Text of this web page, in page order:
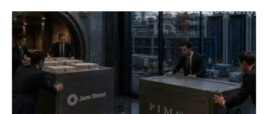
Jane Street négocie le transfert de 11 milliards de